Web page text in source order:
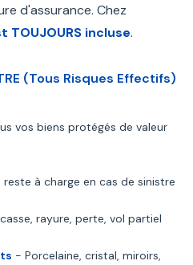
d'assurance. Chez
TOUJOURS incluse.
(Tous Risques Effectifs)
vos biens protégés de valeur
reste à charge en cas de sinistre
rayure, perte, vol partiel
- Porcelaine, cristal, miroirs,